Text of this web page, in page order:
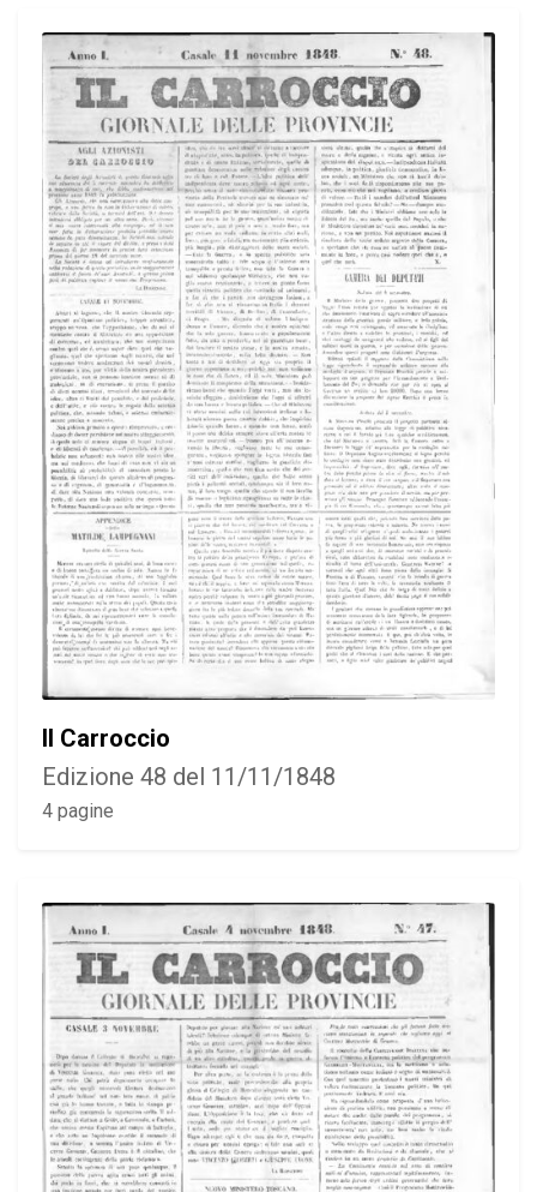
Il Carroccio
Edizione 48 del 11/11/1848
4 pagine